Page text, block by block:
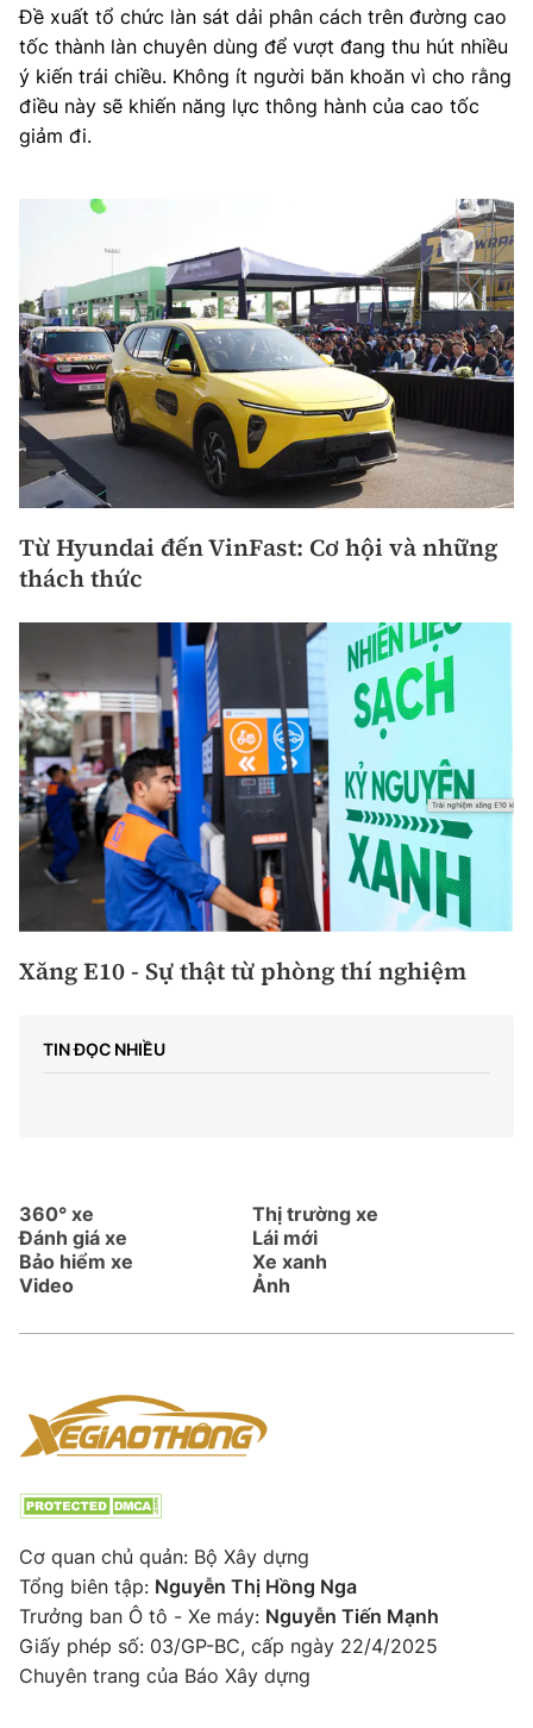
Đề xuất tổ chức làn sát dải phân cách trên đường cao
tốc thành làn chuyên dùng để vượt đang thu hút nhiều
ý kiến trái chiều. Không ít người băn khoăn vì cho rằng
điều này sẽ khiến năng lực thông hành của cao tốc
giảm đi.
Từ Hyundai đến VinFast: Cơ hội và những
thách thức
Xăng E10 - Sự thật từ phòng thí nghiệm
TIN ĐỌC NHIỀU
360° xe
Thị trường xe
Đánh giá xe
Lái mới
Bảo hiểm xe
Xe xanh
Video
Ảnh
Cơ quan chủ quản: Bộ Xây dựng
Tổng biên tập: Nguyễn Thị Hồng Nga
Trưởng ban Ô tô - Xe máy: Nguyễn Tiến Mạnh
Giấy phép số: 03/GP-BC, cấp ngày 22/4/2025
Chuyên trang của Báo Xây dựng